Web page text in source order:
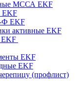
МССА EKF
EKF
активные EKF
EKF
EKF
(профлист)